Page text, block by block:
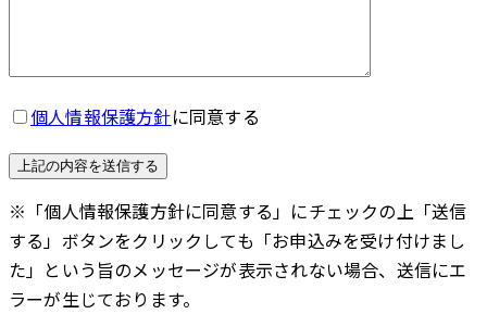
個人情報保護方針に同意する
※「個人情報保護方針に同意する」にチェックの上「送信
する」ボタンをクリックしても「お申込みを受け付けまし
た」という旨のメッセージが表示されない場合、送信にエ
ラーが生じております。